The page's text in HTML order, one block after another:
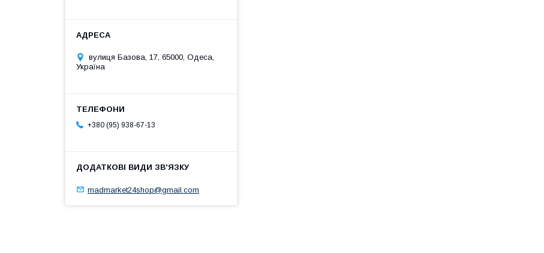
вулиця Базова, 17, 65000, Одеса,
Україна
+380 (95) 938-67-13
madmarket24shop@gmail.com